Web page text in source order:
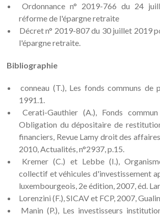
Ordonnance n° 2019-766 du 24
réforme de l'épargne retraite
Décret n° 2019-807 du 30 juillet 2019
l'épargne retraite.
Bibliographie
conneau (T.), Les fonds communs de
1991.1.
Cerati-Gauthier (A.), Fonds
Obligation du dépositaire de
financiers, Revue Lamy droit des
2010, Actualités, n°2937, p.15.
Kremer (C.) et Lebbe (I.),
collectif et véhicules d'investissement
luxembourgeois, 2e édition, 2007, éd.
Lorenzini (F.), SICAV et FCP, 2007,
Manin (P.), Les investisseurs